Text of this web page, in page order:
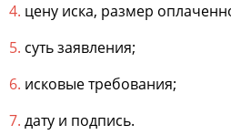
цену иска, размер
суть заявления;
исковые требования;
дату и подпись.